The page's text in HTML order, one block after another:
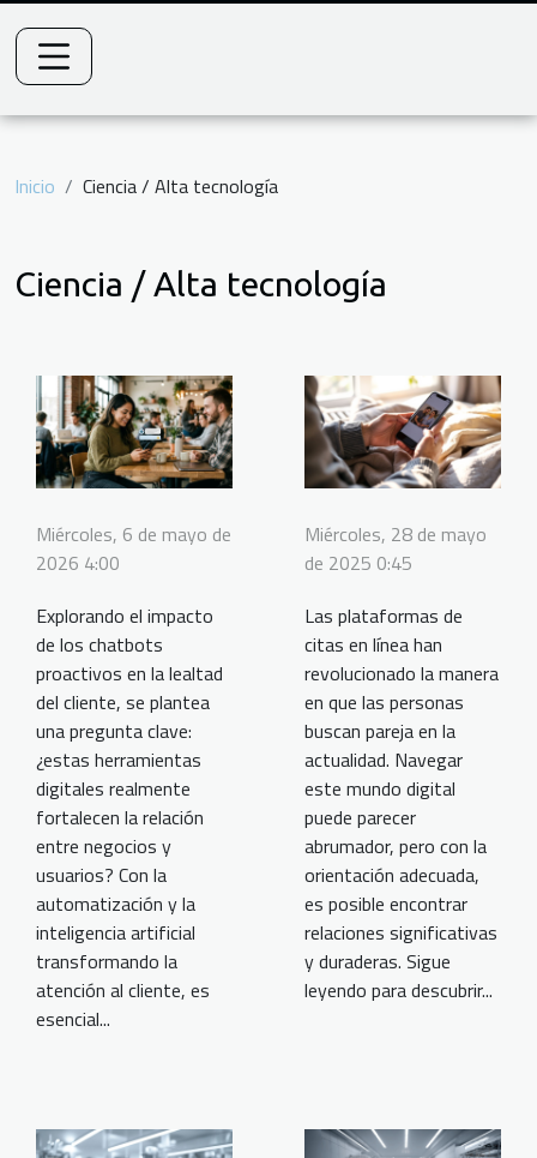
Inicio Ciencia / Alta tecnología
Ciencia / Alta tecnología
Miércoles, 6 de mayo de
2026 4:00
Explorando el impacto
de los chatbots
proactivos en la lealtad
del cliente, se plantea
una pregunta clave:
¿estas herramientas
digitales realmente
fortalecen la relación
entre negocios y
usuarios? Con la
automatización y la
inteligencia artificial
transformando la
atención al cliente, es
esencial...
Miércoles, 28 de mayo
de 2025 0:45
Las plataformas de
citas en línea han
revolucionado la manera
en que las personas
buscan pareja en la
actualidad. Navegar
este mundo digital
puede parecer
abrumador, pero con la
orientación adecuada,
es posible encontrar
relaciones significativas
y duraderas. Sigue
leyendo para descubrir...